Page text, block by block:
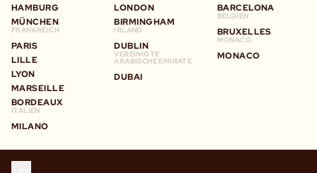
HAMBURG
MÜNCHEN
FRANKREICH
PARIS
LILLE
LYON
MARSEILLE
BORDEAUX
ITALIEN
MILANO
LONDON
BIRMINGHAM
IRLAND
DUBLIN
VEREINIGTE
ARABISCHE EMIRATE
DUBAI
BARCELONA
BELGIEN
BRUXELLES
MONACO
MONACO